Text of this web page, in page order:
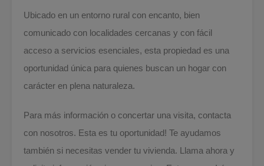
Ubicado en un entorno rural con encanto, bien
comunicado con localidades cercanas y con fácil
acceso a servicios esenciales, esta propiedad es una
oportunidad única para quienes buscan un hogar con
carácter en plena naturaleza.
Para más información o concertar una visita, contacta
con nosotros. Esta es tu oportunidad! Te ayudamos
también si necesitas vender tu vivienda. Llama ahora y